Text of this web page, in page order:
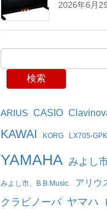
2026年6月
検索
ARIUS CASIO
KAWAI KORG LX705-
YAMAHA みよし
みよし市、B.B.Music. アリウ
クラビノーバ ヤマハ